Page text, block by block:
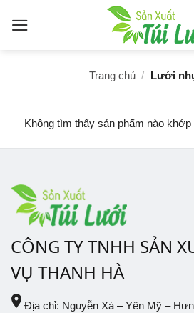
Trang chủ / Lưới
Không tìm thấy sản phẩm nào
CÔNG TY TNHH SẢN
VỤ THANH HÀ
placeĐịa chỉ: Nguyễn Xá – Yên Mỹ –